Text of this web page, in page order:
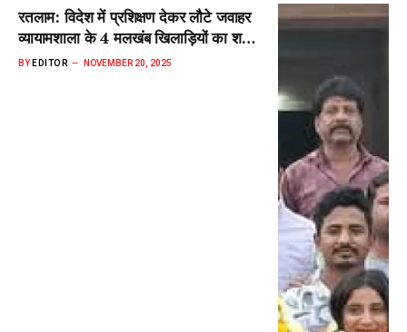
रतलाम: विदेश में प्रशिक्षण देकर लौटे जवाहर
व्यायामशाला के 4 मलखंब खिलाड़ियों का शहर
लौटने पर भव्य स्वागत, निकाली रैली
BY EDITOR NOVEMBER 20, 2025